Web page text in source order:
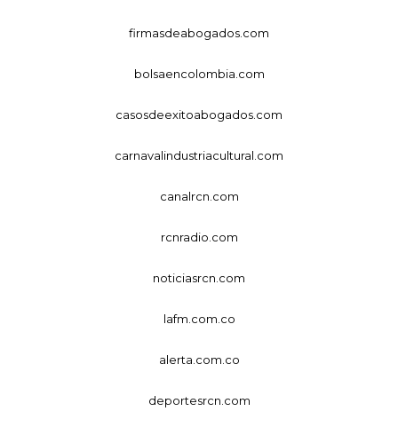
firmasdeabogados.com
bolsaencolombia.com
casosdeexitoabogados.com
carnavalindustriacultural.com
canalrcn.com
rcnradio.com
noticiasrcn.com
lafm.com.co
alerta.com.co
deportesrcn.com